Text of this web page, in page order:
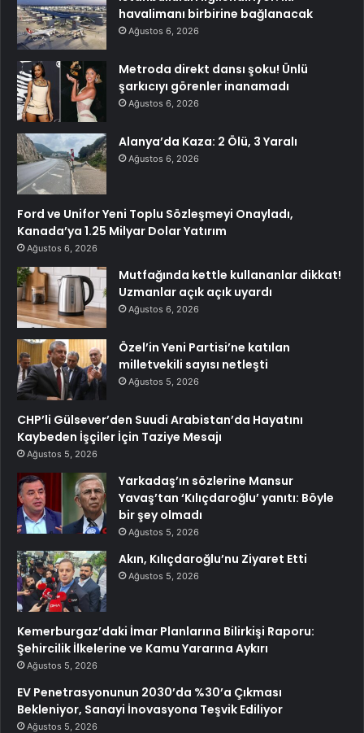
havalimanı birbirine bağlanacak
Ağustos 6, 2026
Metroda direkt dansı şoku! Ünlü
şarkıcıyı görenler inanamadı
Ağustos 6, 2026
Alanya’da Kaza: 2 Ölü, 3 Yaralı
Ağustos 6, 2026
Ford ve Unifor Yeni Toplu Sözleşmeyi Onayladı,
Kanada’ya 1.25 Milyar Dolar Yatırım
Ağustos 6, 2026
Mutfağında kettle kullananlar dikkat!
Uzmanlar açık açık uyardı
Ağustos 6, 2026
Özel’in Yeni Partisi’ne katılan
milletvekili sayısı netleşti
Ağustos 5, 2026
CHP’li Gülsever’den Suudi Arabistan’da Hayatını
Kaybeden İşçiler İçin Taziye Mesajı
Ağustos 5, 2026
Yarkadaş’ın sözlerine Mansur
Yavaş’tan ‘Kılıçdaroğlu’ yanıtı: Böyle
bir şey olmadı
Ağustos 5, 2026
Akın, Kılıçdaroğlu’nu Ziyaret Etti
Ağustos 5, 2026
Kemerburgaz’daki İmar Planlarına Bilirkişi Raporu:
Şehircilik İlkelerine ve Kamu Yararına Aykırı
Ağustos 5, 2026
EV Penetrasyonunun 2030’da %30’a Çıkması
Bekleniyor, Sanayi İnovasyona Teşvik Ediliyor
Ağustos 5, 2026